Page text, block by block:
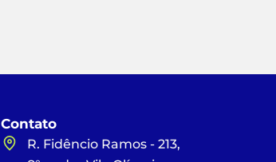
Contato
R. Fidêncio Ramos - 213,